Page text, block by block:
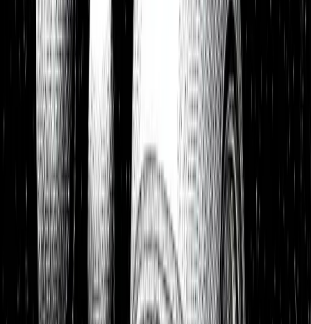
WatchlistUnsere Top-Picks zum Kauf
Portfolios26,8 % p.a. seit 2018
Finanzielle Freiheit
26,8 % p.a. Dividendendepot
18,6 % p.a.
1:1 Begleitung
Über uns
7 Tage kostenlos testen